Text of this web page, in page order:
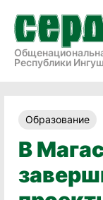
Республики
Образование
В